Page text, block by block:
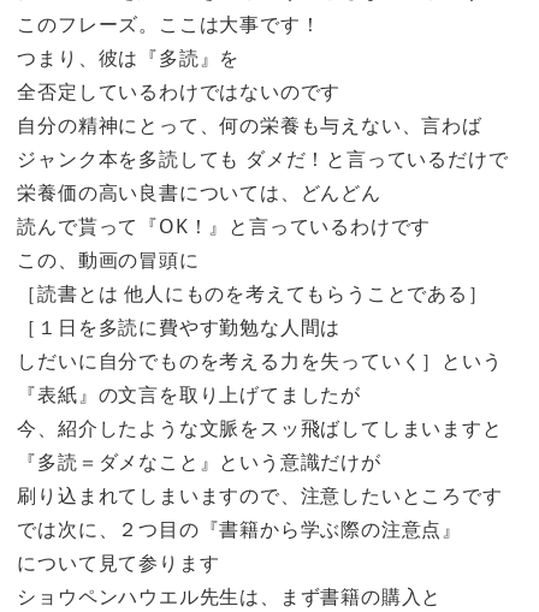
このフレーズ。ここは大事です！
つまり、彼は『多読』を
全否定しているわけではないのです
自分の精神にとって、何の栄養も与えない、言わば
ジャンク本を多読しても ダメだ！と言っているだけで
栄養価の高い良書については、どんどん
読んで貰って『OK！』と言っているわけです
この、動画の冒頭に
［読書とは 他人にものを考えてもらうことである］
［１日を多読に費やす勤勉な人間は
しだいに自分でものを考える力を失っていく］という
『表紙』の文言を取り上げてましたが
今、紹介したような文脈をスッ飛ばしてしまいますと
『多読＝ダメなこと』という意識だけが
刷り込まれてしまいますので、注意したいところです
では次に、２つ目の『書籍から学ぶ際の注意点』
について見て参ります
ショウペンハウエル先生は、まず書籍の購入と